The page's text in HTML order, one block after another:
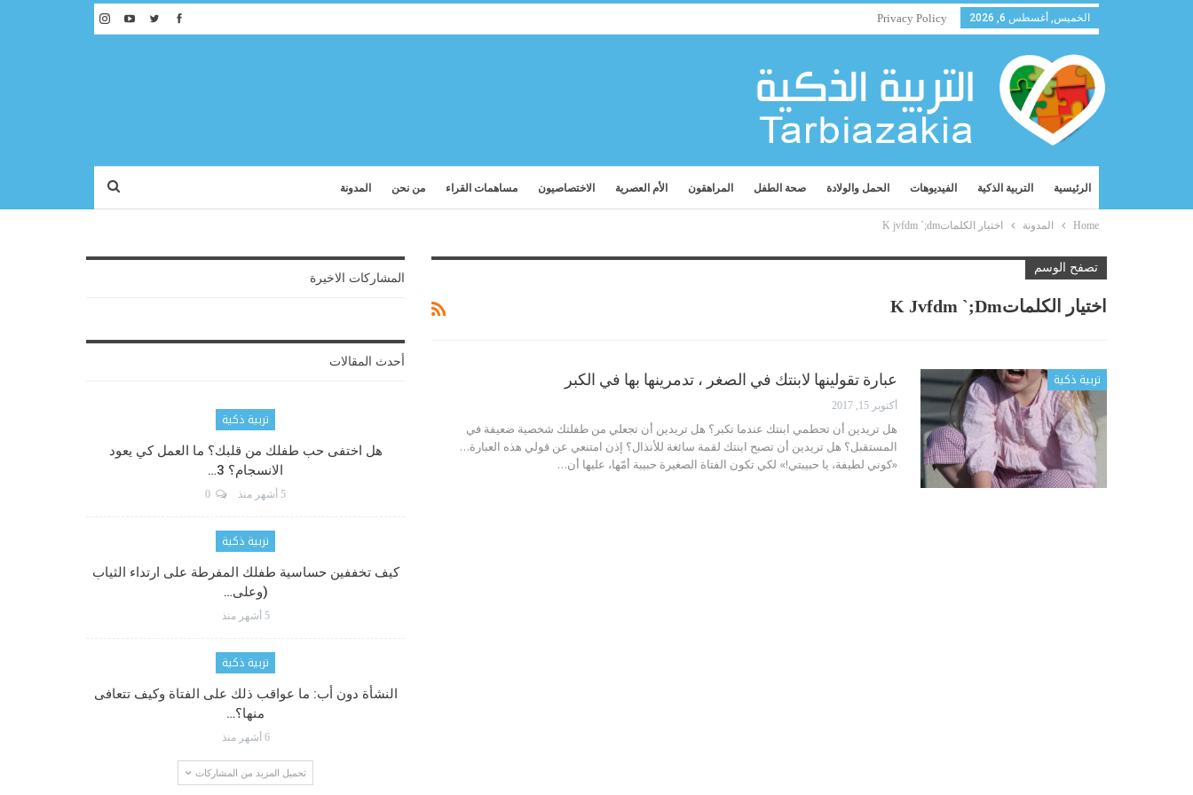
الخميس, أغسطس 6, 2026 Privacy Policy
الرئيسية التربية الذكية الفيديوهات الحمل والولادة صحة الطفل المراهقون الأم العصرية الاختصاصيون مساهمات القراء من نحن المدونة
Home المدونة اختيار الكلماتK jvfdm `;dm
تصفح الوسم
اختيار الكلماتK Jvfdm `;dm
تربية ذكية عبارة تقولينها لابنتك في الصغر ، تدمرينها بها في الكبر
أكتوبر 15, 2017
هل تريدين أن تحطمي ابنتك عندما تكبر؟ هل تريدين أن تجعلي من طفلتك شخصية ضعيفة في
المستقبل؟ هل تريدين أن تصبح ابنتك لقمة سائغة للأنذال؟ إذن امتنعي عن قولي هذه العبارة…
«كوني لطيفة، يا حبيبتي!» لكي تكون الفتاة الصغيرة حبيبة أمّها، عليها أن…
المشاركات الاخيرة
أحدث المقالات
تربية ذكية
هل اختفى حب طفلك من قلبك؟ ما العمل كي يعود
الانسجام؟ 3…
5 أشهر منذ
تربية ذكية
كيف تخففين حساسية طفلك المفرطة على ارتداء الثياب
(وعلى…
5 أشهر منذ
تربية ذكية
النشأة دون أب: ما عواقب ذلك على الفتاة وكيف تتعافى
منها؟…
6 أشهر منذ
تحميل المزيد من المشاركات